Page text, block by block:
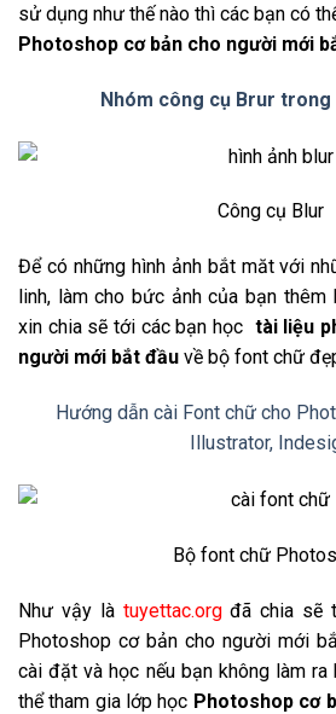
sử dụng như thế nào thì các bạn có
Photoshop cơ bản cho người mới
Nhóm công cụ Brur
Công cụ Blur
Để có những hình ảnh bắt măt với
linh, làm cho bức ảnh của bạn thêm
xin chia sẽ tới các bạn học tài liệu
người mới bắt đầu về bộ font chữ
Hướng dẫn cài Font chữ cho
Illustrator,
Bộ font chữ
Như vậy là tuyettac.orgđã chia sẽ
Photoshop cơ bản cho người mới
cài đặt và học nếu bạn không làm
thể tham gia lớp học Photoshop cơ